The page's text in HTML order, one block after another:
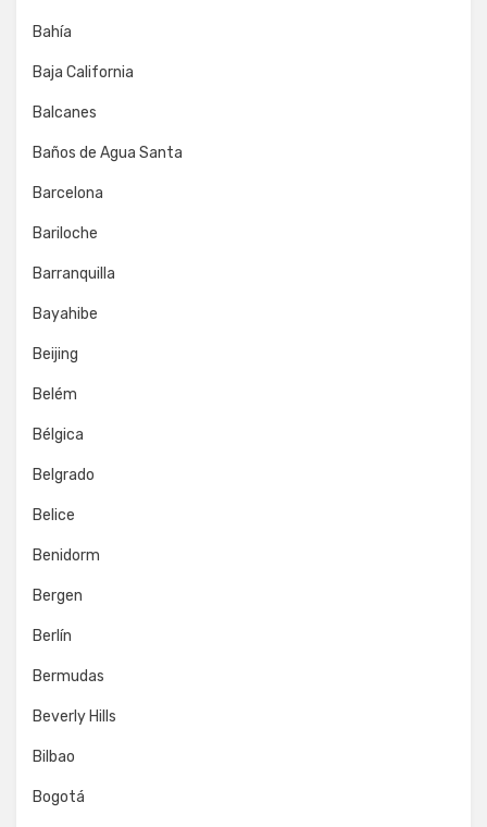
Bahía
Baja California
Balcanes
Baños de Agua Santa
Barcelona
Bariloche
Barranquilla
Bayahibe
Beijing
Belém
Bélgica
Belgrado
Belice
Benidorm
Bergen
Berlín
Bermudas
Beverly Hills
Bilbao
Bogotá